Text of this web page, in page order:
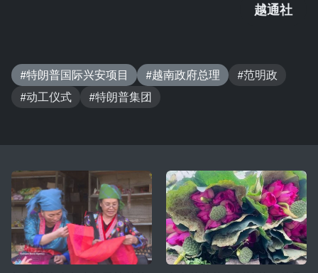
越通社
#特朗普国际兴安项目 #越南政府总理
#范明政
#动工仪式
#特朗普集团